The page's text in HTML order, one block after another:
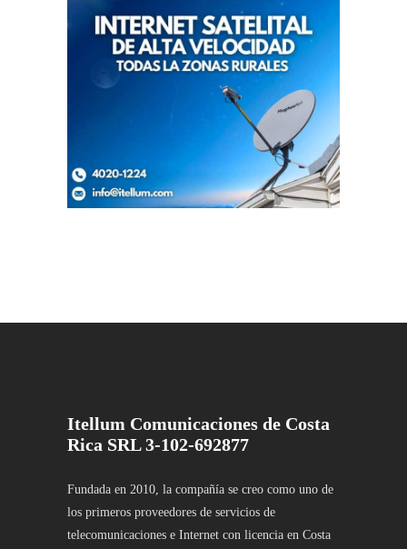
Itellum Comunicaciones de Costa
Rica SRL 3-102-692877
Fundada en 2010, la compañía se creo como uno de
los primeros proveedores de servicios de
telecomunicaciones e Internet con licencia en Costa